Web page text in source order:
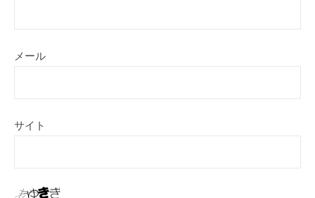
メール
サイト